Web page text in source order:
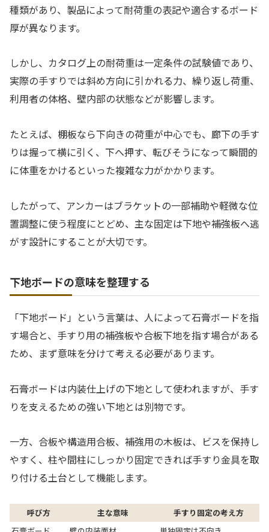
種類があり、製品によって耐荷重の表記や適合するボード
厚が異なります。
しかし、カタログ上の耐荷重は一定条件の試験値であり、
実際の手すりでは斜め方向に引かれる力、繰り返し荷重、
利用者の体格、壁内部の状態などが影響します。
たとえば、棚板なら下向きの荷重が中心でも、廊下の手す
りは握って横に引く、下へ押す、転びそうになって瞬間的
に体重をかけるといった複雑な力がかかります。
したがって、アンカーはブラケットの一部補助や軽微な位
置調整に使う程度にとどめ、主な固定は下地や補強板へ逃
がす設計にすることが大切です。
下地ボードの意味を整理する
「下地ボード」という言葉は、人によって石膏ボードを指
す場合と、手すり用の補強板や合板下地を指す場合がある
ため、まず意味を分けて考える必要があります。
石膏ボードは内装仕上げの下地として使われますが、手す
りを支えるための強い下地とは別物です。
一方、合板や構造用合板、補強用の木板は、ビスを保持し
やすく、柱や間柱にしっかり固定できれば手すり金具を取
り付ける土台として機能します。
呼び方 主な意味
手すり固定の考え方